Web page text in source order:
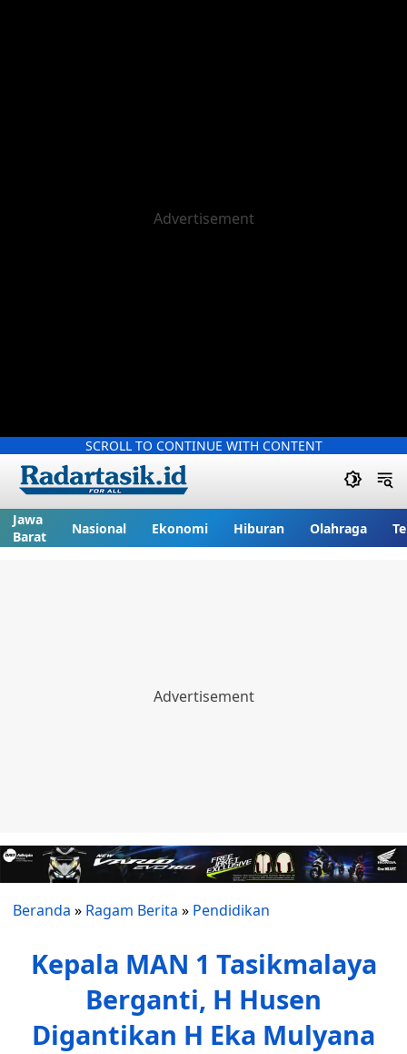
SCROLL TO CONTINUE WITH CONTENT
Jawa
Barat
Nasional Ekonomi Hiburan Olahraga
Beranda » Ragam Berita » Pendidikan
Kepala MAN 1 Tasikmalaya
Berganti, H Husen
Digantikan H Eka Mulyana